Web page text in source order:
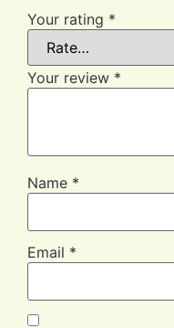
Your rating *
Your review *
Name *
Email *